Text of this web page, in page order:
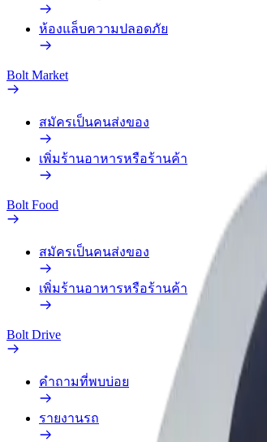
ห้องแล็บความปลอดภัย
Bolt Market
สมัครเป็นคนส่งของ
เพิ่มร้านอาหารหรือร้านค้า
Bolt Food
สมัครเป็นคนส่งของ
เพิ่มร้านอาหารหรือร้านค้า
Bolt Drive
คำถามที่พบบ่อย
รายงานรถ